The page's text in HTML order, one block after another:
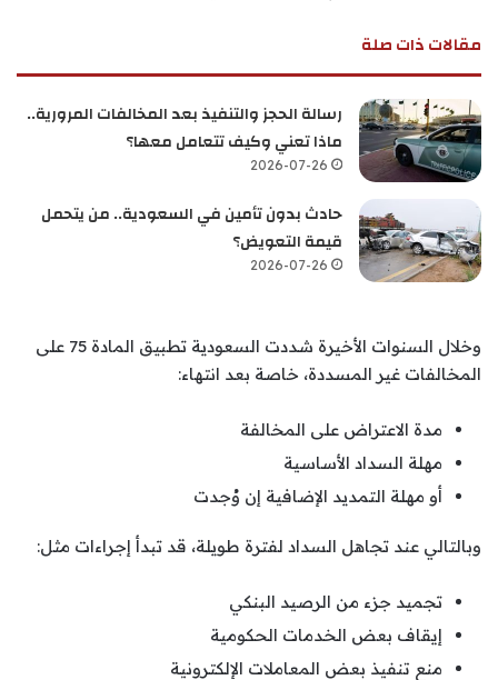
مقالات ذات صلة
رسالة الحجز والتنفيذ بعد المخالفات المرورية..
ماذا تعني وكيف تتعامل معها؟
2026-07-26
حادث بدون تأمين في السعودية.. من يتحمل
قيمة التعويض؟
2026-07-26
وخلال السنوات الأخيرة شددت السعودية تطبيق المادة 75 على
المخالفات غير المسددة، خاصة بعد انتهاء:
مدة الاعتراض على المخالفة
مهلة السداد الأساسية
أو مهلة التمديد الإضافية إن وُجدت
وبالتالي عند تجاهل السداد لفترة طويلة، قد تبدأ إجراءات مثل:
تجميد جزء من الرصيد البنكي
إيقاف بعض الخدمات الحكومية
منع تنفيذ بعض المعاملات الإلكترونية